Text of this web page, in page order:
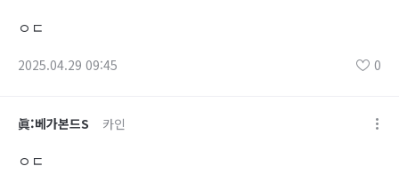
ㅇㄷ
2025.04.29 09:45 0
眞:베가본드S 카인
ㅇㄷ